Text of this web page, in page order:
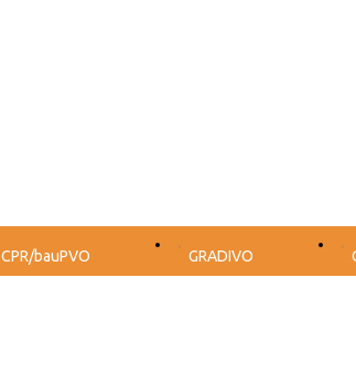
CPR/bauPVO GRADIVO